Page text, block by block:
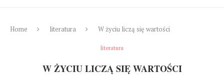
Home literatura W życiu liczą się wartości
literatura
W ŻYCIU LICZĄ SIĘ WARTOŚCI